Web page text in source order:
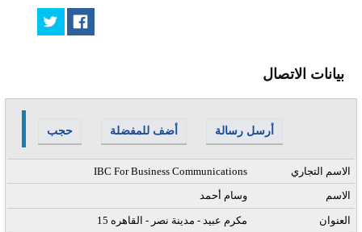
بيانات الاتصال
حجب أضف للمفضلة أرسل رسالة
IBC For Business Communications
الاسم التجاري
وسام أحمد
الاسم
15 مكرم عبيد - مدينة نصر - القاهره
العنوان